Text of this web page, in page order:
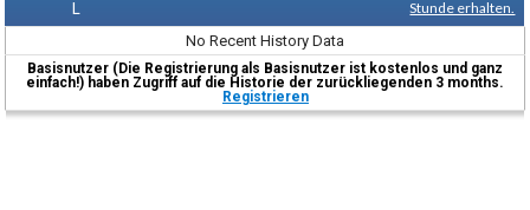
L
Stunde erhalten.
No Recent History Data
Basisnutzer (Die Registrierung als Basisnutzer ist kostenlos und ganz
einfach!) haben Zugriff auf die Historie der zurückliegenden 3 months.
Registrieren